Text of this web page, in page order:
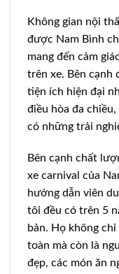
Không gian nội
được Nam Bình
mang đến cảm
trên xe. Bên cạnh
tiện ích hiện đại
điều hòa đa
có những trải
Bên cạnh chất
xe carnival của
hướng dẫn viên
tôi đều có trên 5
bản. Họ không
toàn mà còn là
đẹp, các món ăn